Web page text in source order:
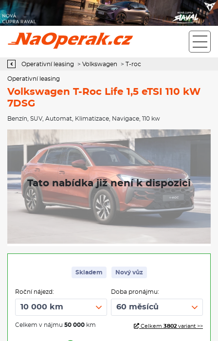
Operativní leasing Volkswagen T-Roc Life 1,5 eTSI 110 kW 7DSG
Operativní leasing > Volkswagen > T-roc
Operativní leasing
Volkswagen T-Roc Life 1,5 eTSI 110 kW
7DSG
Benzín SUV, Automat Klimatizace Navigace , 110 kw
Skladem Nový vůz
Roční nájezd:
Celkem v nájmu 50 000 km
Doba pronájmu:
Celkem 3802 variant >>